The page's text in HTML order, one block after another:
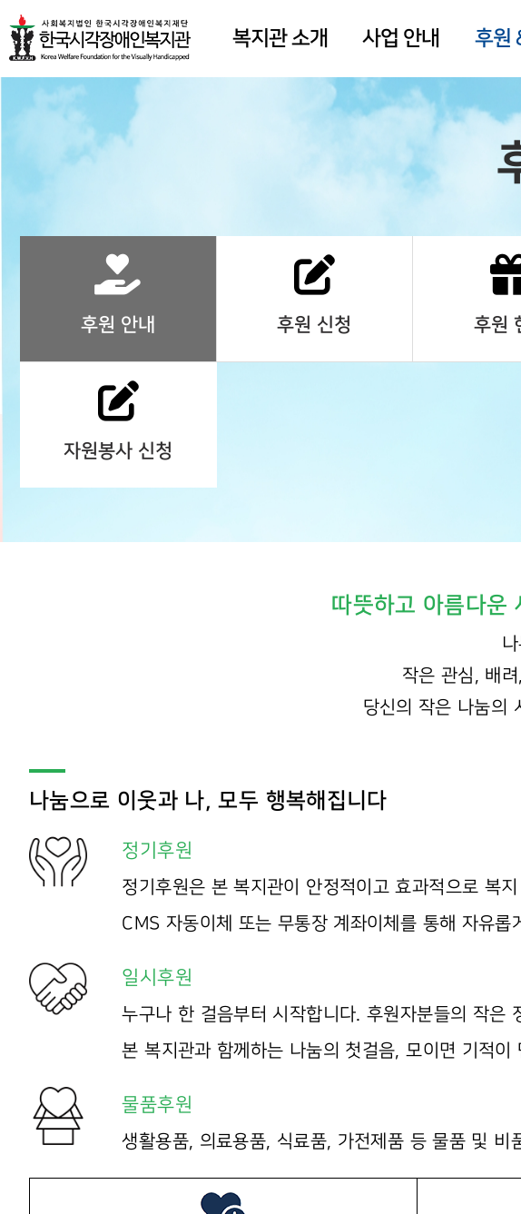
복지관 소개 사업 안내 후원
후원 안내 후원 신청 후원
자원봉사 신청
따뜻하고 아름다운
작은 관심, 배
당신의 작은 나눔의
나눔으로 이웃과 나, 모두 행복해집니다
정기후원
정기후원은 본 복지관이 안정적이고 효과적으로 복
CMS 자동이체 또는 무통장 계좌이체를 통해 자유롭
일시후원
누구나 한 걸음부터 시작합니다. 후원자분들의 작은
본 복지관과 함께하는 나눔의 첫걸음, 모이면 기적이
물품후원
생활용품, 의료용품, 식료품, 가전제품 등 물품 및 비